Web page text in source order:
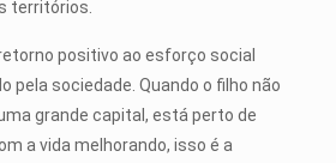
territórios.
positivo ao esforço social
pela sociedade. Quando o filho não
grande capital, está perto de
a vida melhorando, isso é a